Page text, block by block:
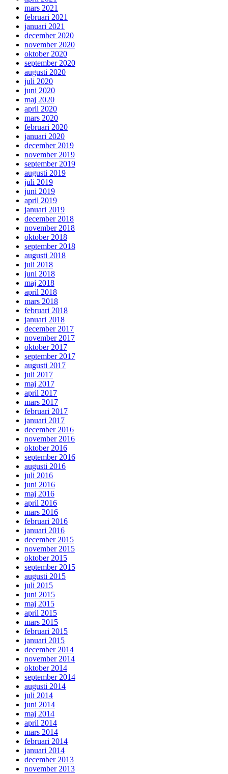
mars 2021
februari 2021
januari 2021
december 2020
november 2020
oktober 2020
september 2020
augusti 2020
juli 2020
juni 2020
maj 2020
april 2020
mars 2020
februari 2020
januari 2020
december 2019
november 2019
september 2019
augusti 2019
juli 2019
juni 2019
april 2019
januari 2019
december 2018
november 2018
oktober 2018
september 2018
augusti 2018
juli 2018
juni 2018
maj 2018
april 2018
mars 2018
februari 2018
januari 2018
december 2017
november 2017
oktober 2017
september 2017
augusti 2017
juli 2017
maj 2017
april 2017
mars 2017
februari 2017
januari 2017
december 2016
november 2016
oktober 2016
september 2016
augusti 2016
juli 2016
juni 2016
maj 2016
april 2016
mars 2016
februari 2016
januari 2016
december 2015
november 2015
oktober 2015
september 2015
augusti 2015
juli 2015
juni 2015
maj 2015
april 2015
mars 2015
februari 2015
januari 2015
december 2014
november 2014
oktober 2014
september 2014
augusti 2014
juli 2014
juni 2014
maj 2014
april 2014
mars 2014
februari 2014
januari 2014
december 2013
november 2013